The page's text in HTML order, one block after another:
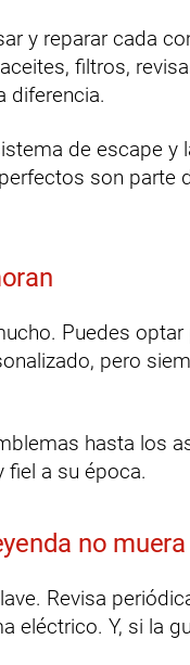
y reparar cada
filtros,
diferencia.
de escape y
son parte
Puedes optar
pero
hasta los
fiel a su época.
no muera
Revisa
eléctrico. Y, si la